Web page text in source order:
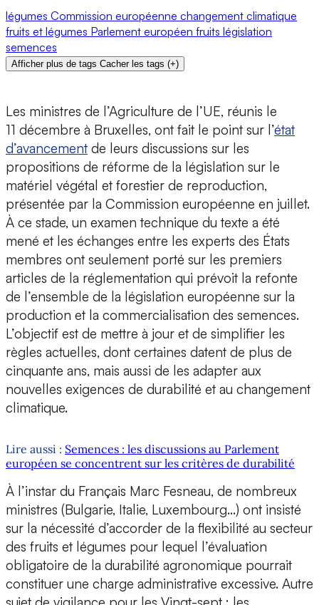
légumes Commission européenne changement climatique
fruits et légumes Parlement européen fruits législation
semences
Afficher plus de tags Cacher les tags (+)
Les ministres de l’Agriculture de l’UE, réunis le
11 décembre à Bruxelles, ont fait le point sur l’état
d’avancement de leurs discussions sur les
propositions de réforme de la législation sur le
matériel végétal et forestier de reproduction,
présentée par la Commission européenne en juillet.
À ce stade, un examen technique du texte a été
mené et les échanges entre les experts des États
membres ont seulement porté sur les premiers
articles de la réglementation qui prévoit la refonte
de l’ensemble de la législation européenne sur la
production et la commercialisation des semences.
L’objectif est de mettre à jour et de simplifier les
règles actuelles, dont certaines datent de plus de
cinquante ans, mais aussi de les adapter aux
nouvelles exigences de durabilité et au changement
climatique.
Lire aussi : Semences : les discussions au Parlement
européen se concentrent sur les critères de durabilité
À l’instar du Français Marc Fesneau, de nombreux
ministres (Bulgarie, Italie, Luxembourg…) ont insisté
sur la nécessité d’accorder de la flexibilité au secteur
des fruits et légumes pour lequel l’évaluation
obligatoire de la durabilité agronomique pourrait
constituer une charge administrative excessive. Autre